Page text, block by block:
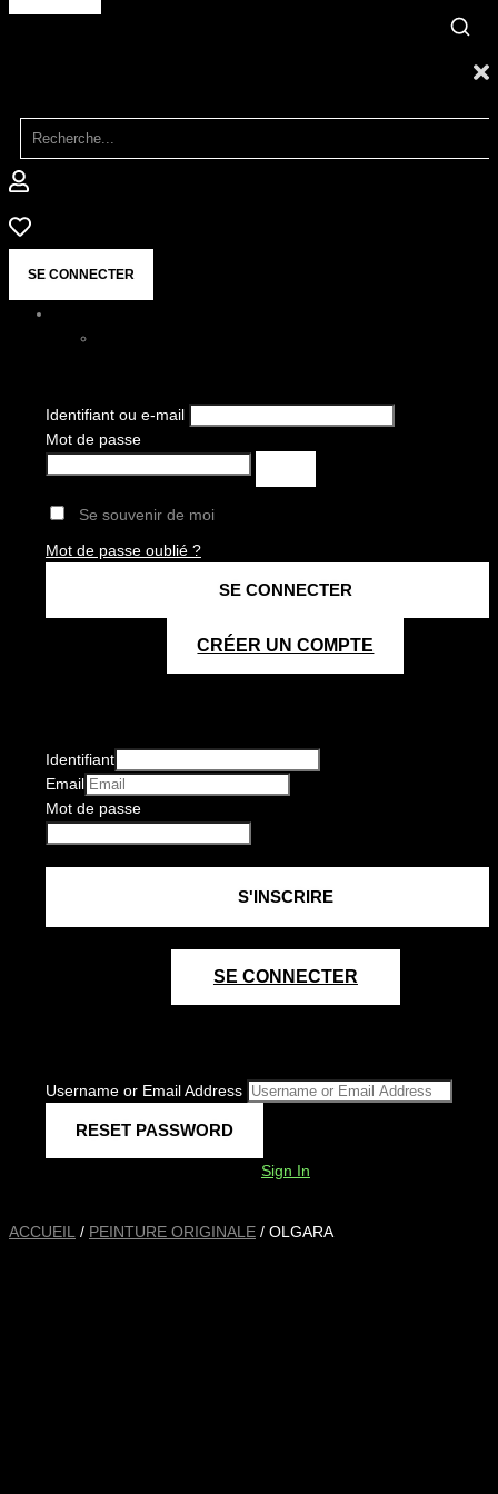
SE CONNECTER
Identifiant ou e-mail
Mot de passe
Se souvenir de moi
Mot de passe oublié ?
CRÉER UN COMPTE
Identifiant
Email
Mot de passe
SE CONNECTER
Username or Email Address
Sign In
ACCUEIL / PEINTURE ORIGINALE / OLGARA